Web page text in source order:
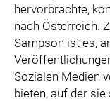
hervorbrachte,
nach Österreich.
Sampson ist es,
Sozialen Medien
bieten, auf der